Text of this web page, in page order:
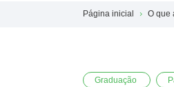
Página inicial O que
Graduação